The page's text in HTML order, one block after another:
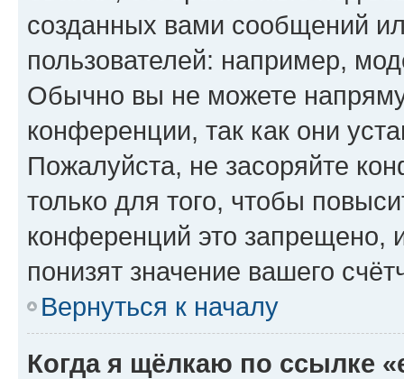
созданных вами сообщений
пользователей: например,
Обычно вы не можете
конференции, так как они
Пожалуйста, не засоряйте
только для того, чтобы
конференций это запрещено,
понизят значение вашего
Вернуться к началу
Когда я щёлкаю по ссылке